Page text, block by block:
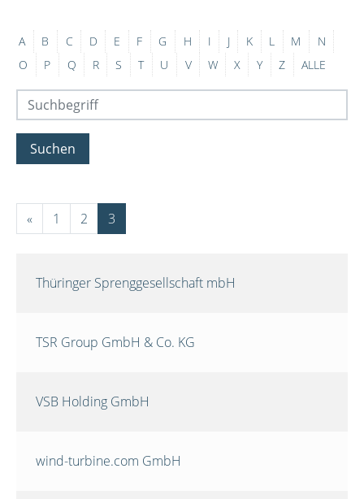
A B C D E F G H I J K L M
N
O
P Q R S T U V W X Y Z ALLE
Suchen
« 1 2 3
Thüringer Sprenggesellschaft mbH
TSR Group GmbH & Co. KG
VSB Holding GmbH
wind-turbine.com GmbH